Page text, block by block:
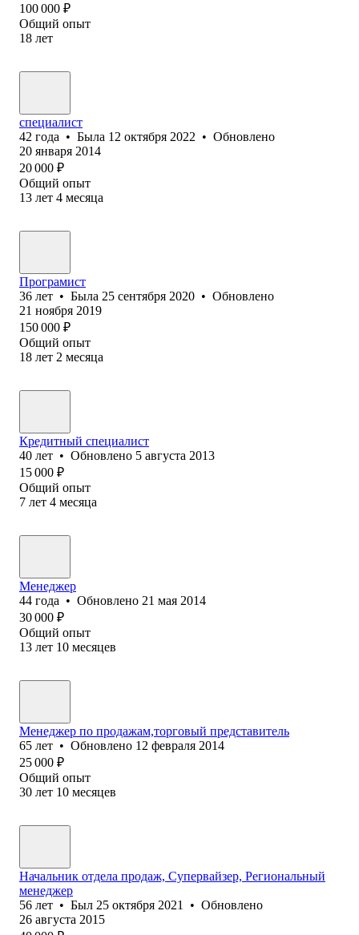
100 000 ₽
Общий опыт
18 лет
специалист
42 года • Была 12 октября 2022 • Обновлено
20 января 2014
20 000 ₽
Общий опыт
13 лет 4 месяца
Програмист
36 лет • Была 25 сентября 2020 • Обновлено
21 ноября 2019
150 000 ₽
Общий опыт
18 лет 2 месяца
Кредитный специалист
40 лет • Обновлено 5 августа 2013
15 000 ₽
Общий опыт
7 лет 4 месяца
Менеджер
44 года • Обновлено 21 мая 2014
30 000 ₽
Общий опыт
13 лет 10 месяцев
Менеджер по продажам,торговый представитель
65 лет • Обновлено 12 февраля 2014
25 000 ₽
Общий опыт
30 лет 10 месяцев
Начальник отдела продаж, Супервайзер, Региональный
менеджер
56 лет • Был 25 октября 2021 • Обновлено
26 августа 2015